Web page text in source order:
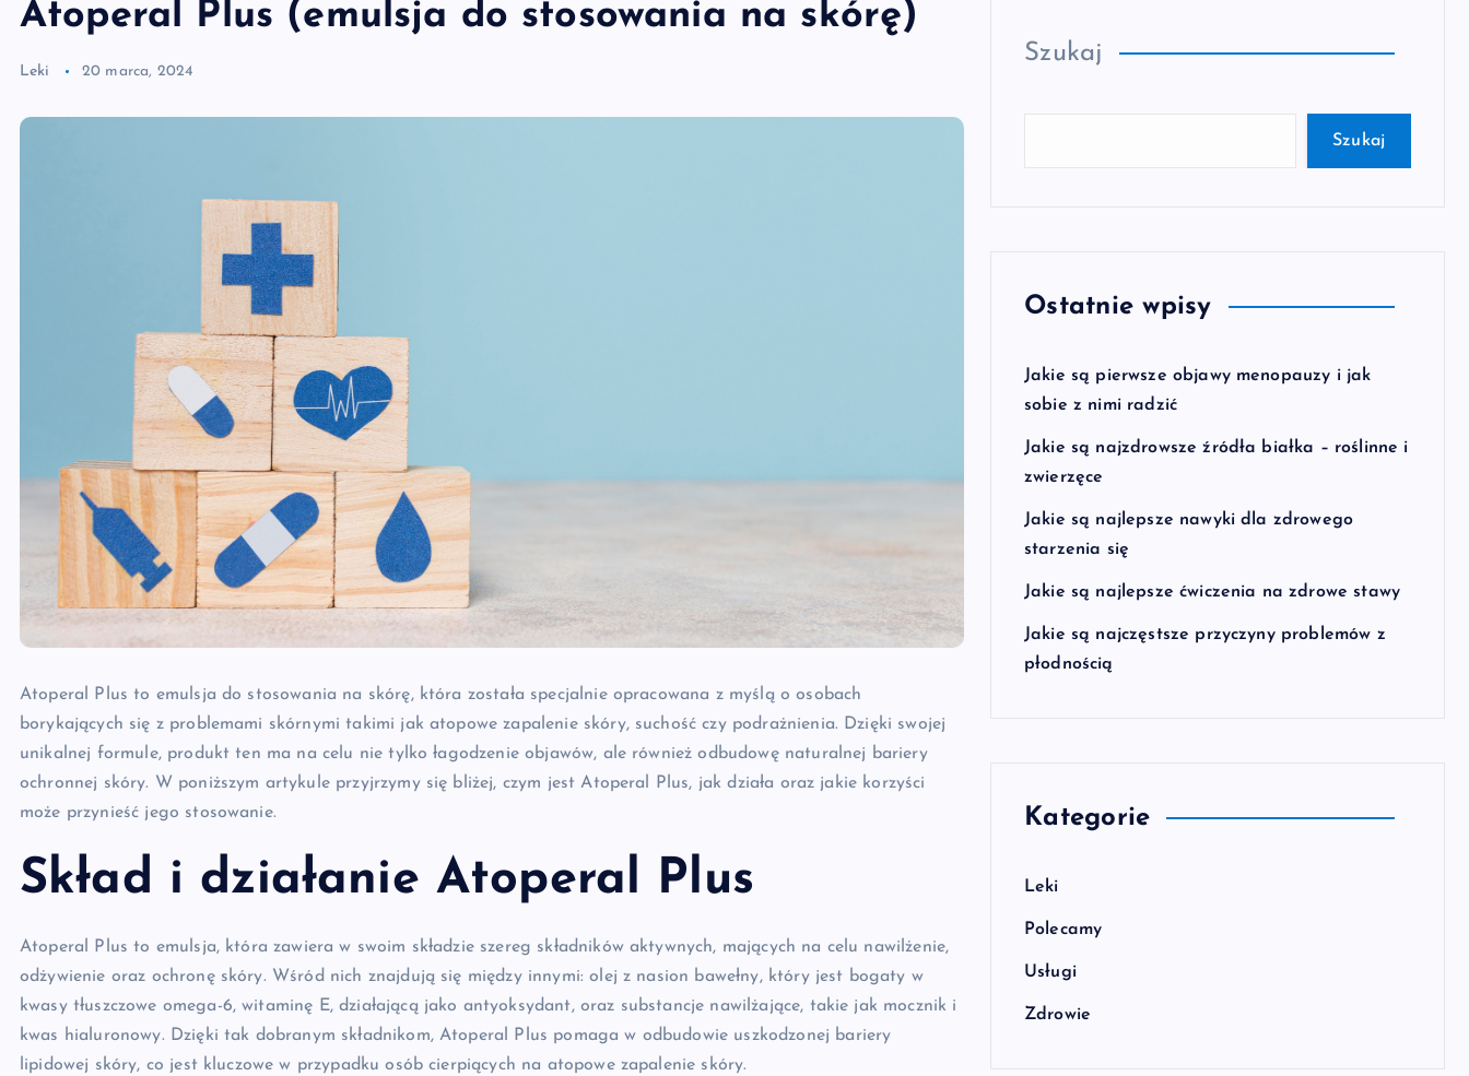
Atoperal Plus (emulsja do stosowania na skórę)
Leki 20 marca, 2024
Atoperal Plus to emulsja do stosowania na skórę, która została specjalnie opracowana z myślą o osobach
borykających się z problemami skórnymi takimi jak atopowe zapalenie skóry, suchość czy podrażnienia. Dzięki swojej
unikalnej formule, produkt ten ma na celu nie tylko łagodzenie objawów, ale również odbudowę naturalnej bariery
ochronnej skóry. W poniższym artykule przyjrzymy się bliżej, czym jest Atoperal Plus, jak działa oraz jakie korzyści
może przynieść jego stosowanie.
Skład i działanie Atoperal Plus
Atoperal Plus to emulsja, która zawiera w swoim składzie szereg składników aktywnych, mających na celu nawilżenie,
odżywienie oraz ochronę skóry. Wśród nich znajdują się między innymi: olej z nasion bawełny, który jest bogaty w
kwasy tłuszczowe omega-6, witaminę E, działającą jako antyoksydant, oraz substancje nawilżające, takie jak mocznik i
kwas hialuronowy. Dzięki tak dobranym składnikom, Atoperal Plus pomaga w odbudowie uszkodzonej bariery
lipidowej skóry, co jest kluczowe w przypadku osób cierpiących na atopowe zapalenie skóry.
Szukaj
Szukaj
Ostatnie wpisy
Jakie są pierwsze objawy menopauzy i jak
sobie z nimi radzić
Jakie są najzdrowsze źródła białka – roślinne i
zwierzęce
Jakie są najlepsze nawyki dla zdrowego
starzenia się
Jakie są najlepsze ćwiczenia na zdrowe stawy
Jakie są najczęstsze przyczyny problemów z
płodnością
Kategorie
Leki
Polecamy
Usługi
Zdrowie